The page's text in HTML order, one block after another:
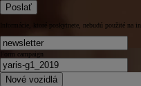
Poslať
Informácie, ktoré poskytnete, nebudú použité na
Form campaign
Nové vozidlá